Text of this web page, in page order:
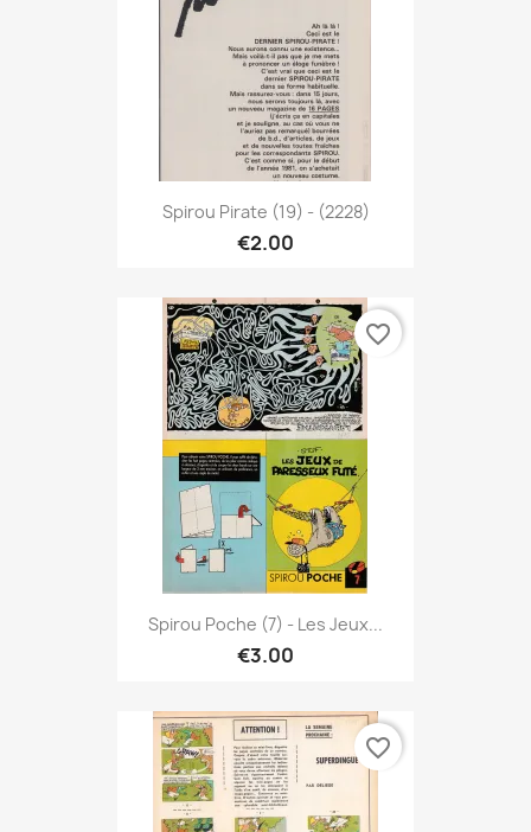
Spirou Pirate (19) - (2228)
€2.00
Spirou Poche (7) - Les Jeux...
€3.00
favorite_border
favorite_border